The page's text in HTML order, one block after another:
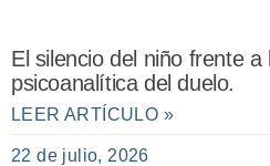
El silencio del niño frente
psicoanalítica del duelo.
LEER ARTÍCULO »
22 de julio, 2026